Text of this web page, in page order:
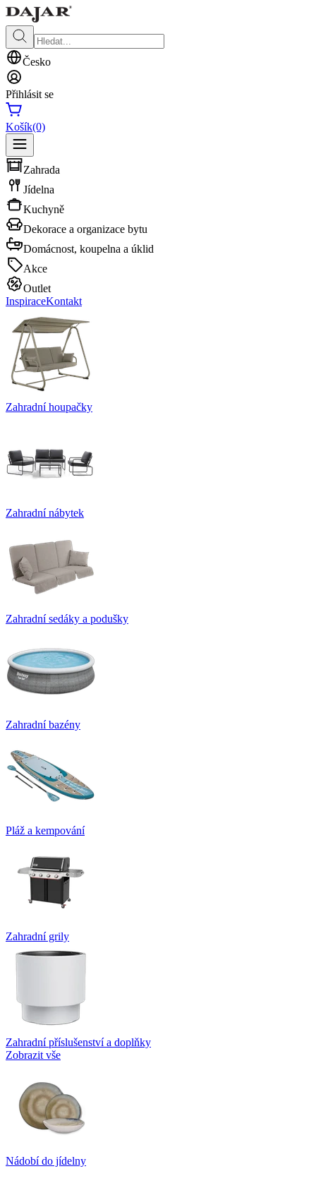
Česko
Přihlásit se
Košík(0)
Zahrada
Jídelna
Kuchyně
Dekorace a organizace bytu
Domácnost, koupelna a úklid
Akce
Outlet
InspiraceKontakt
Zahradní houpačky
Zahradní nábytek
Zahradní sedáky a podušky
Zahradní bazény
Pláž a kempování
Zahradní grily
Zahradní příslušenství a doplňky
Zobrazit vše
Nádobí do jídelny